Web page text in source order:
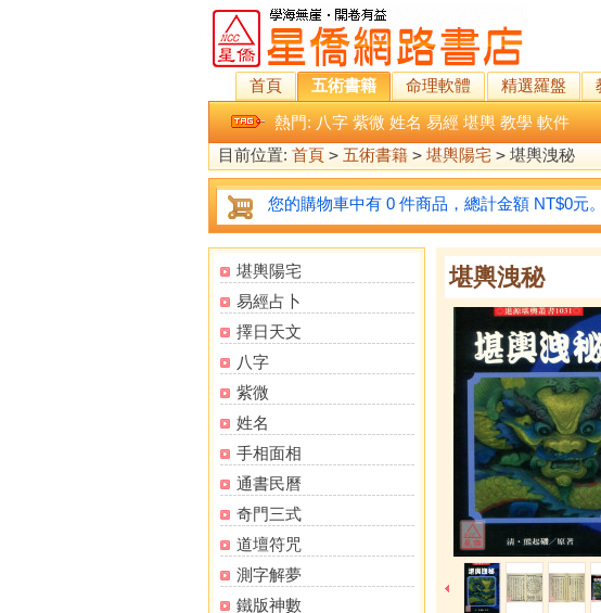
首頁 五術書籍 命理軟體 精選羅盤
熱門: 八字 紫微 姓名 易經 堪輿 教學 軟件
目前位置: 首頁 > 五術書籍 > 堪輿陽宅 > 堪輿洩秘
您的購物車中有 0 件商品，總計金額 NT$0元。
堪輿陽宅
易經占卜
擇日天文
八字
紫微
姓名
手相面相
通書民曆
奇門三式
道壇符咒
測字解夢
鐵版神數
堪輿洩秘